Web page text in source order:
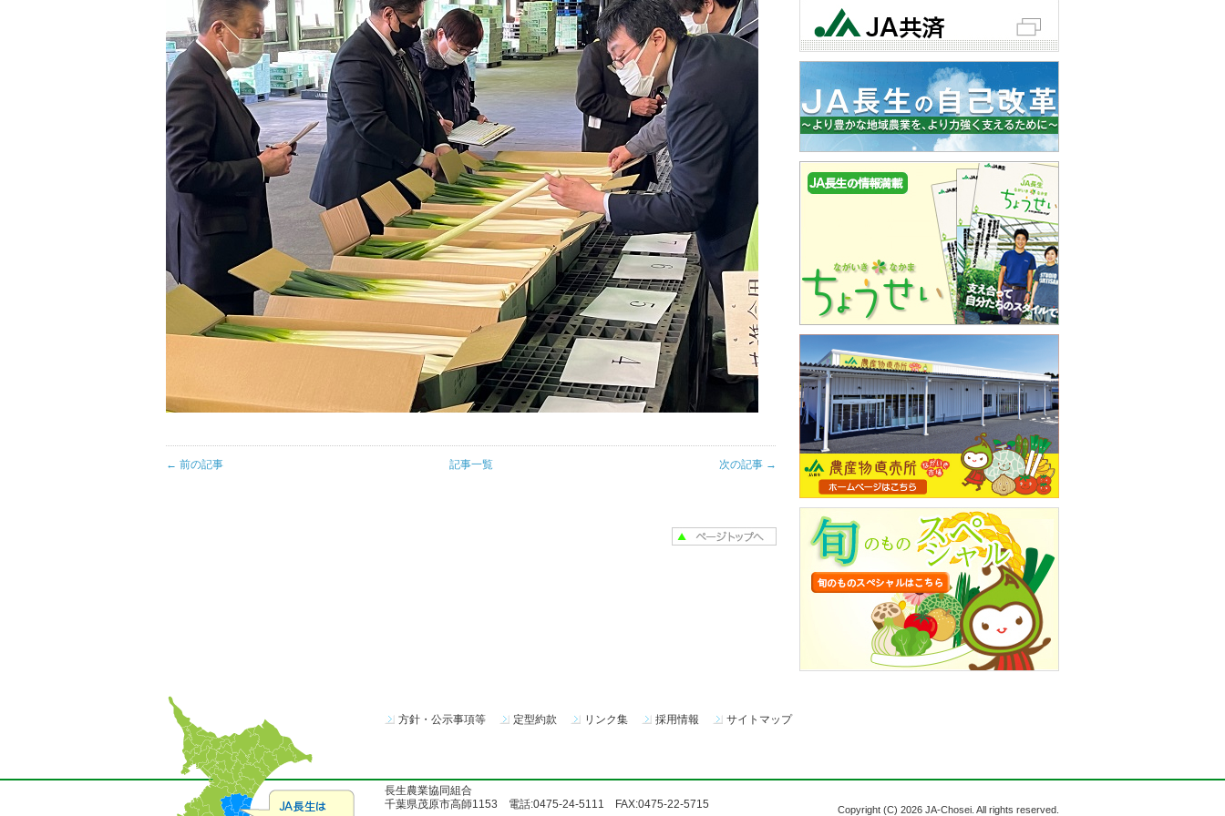
← 前の記事 記事一覧 次の記事 →
方針・公示事項等 定型約款 リンク集 採用情報 サイトマップ
Copyright (C) 2026 JA-Chosei. All rights reserved.
長生農業協同組合
千葉県茂原市高師1153 電話:0475-24-5111 FAX:0475-22-5715